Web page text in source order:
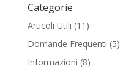
Categorie
Articoli Utili (11)
Domande Frequenti (5)
Informazioni (8)